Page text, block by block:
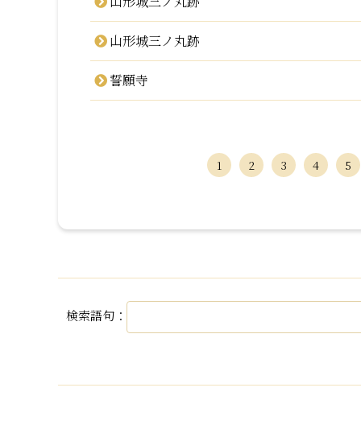
山形城三ノ丸跡
誓願寺
1 2 3 4 5
検索語句：